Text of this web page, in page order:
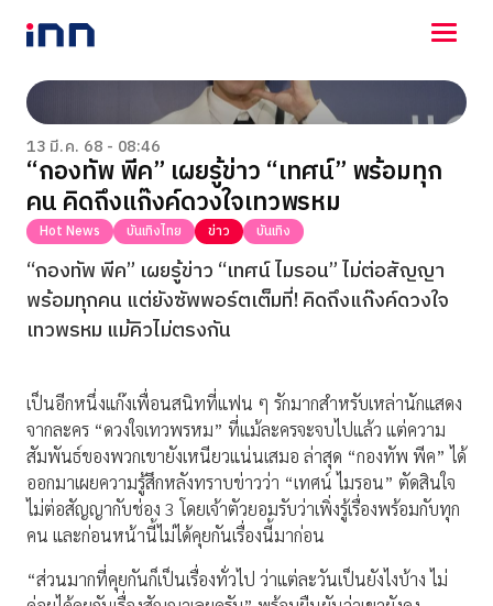
NEWS
ENTERTAINMENT
LIFESTYLE
HOROSCOPE
LOTTERY
VIDEO
ร่วมด้วยช่วยกัน
13 มี.ค. 68 - 08:46
“กองทัพ พีค” เผยรู้ข่าว “เทศน์” พร้อมทุก
คน คิดถึงแก๊งค์ดวงใจเทวพรหม
Hot News บันเทิงไทย ข่าว บันเทิง
“กองทัพ พีค” เผยรู้ข่าว “เทศน์ ไมรอน” ไม่ต่อสัญญา
พร้อมทุกคน แต่ยังซัพพอร์ตเต็มที่! คิดถึงแก๊งค์ดวงใจ
เทวพรหม แม้คิวไม่ตรงกัน
เป็นอีกหนึ่งแก๊งเพื่อนสนิทที่แฟน ๆ รักมากสำหรับเหล่านักแสดง
จากละคร “ดวงใจเทวพรหม” ที่แม้ละครจะจบไปแล้ว แต่ความ
สัมพันธ์ของพวกเขายังเหนียวแน่นเสมอ ล่าสุด “กองทัพ พีค” ได้
ออกมาเผยความรู้สึกหลังทราบข่าวว่า “เทศน์ ไมรอน” ตัดสินใจ
ไม่ต่อสัญญากับช่อง 3 โดยเจ้าตัวยอมรับว่าเพิ่งรู้เรื่องพร้อมกับทุก
คน และก่อนหน้านี้ไม่ได้คุยกันเรื่องนี้มาก่อน
“ส่วนมากที่คุยกันก็เป็นเรื่องทั่วไป ว่าแต่ละวันเป็นยังไงบ้าง ไม่